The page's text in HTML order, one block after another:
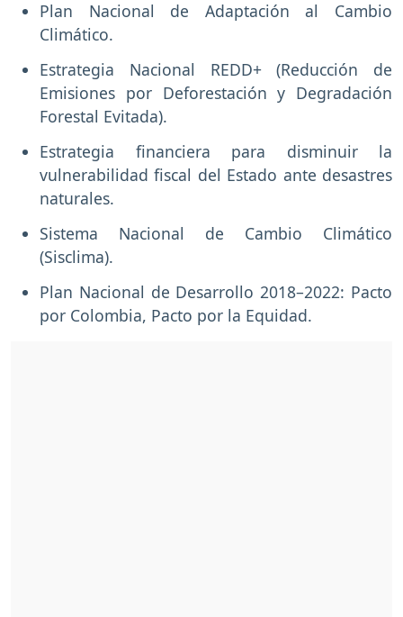
Plan Nacional de Adaptación al Cambio
Climático.
Estrategia Nacional REDD+ (Reducción de
Emisiones por Deforestación y Degradación
Forestal Evitada).
Estrategia financiera para disminuir la
vulnerabilidad fiscal del Estado ante desastres
naturales.
Sistema Nacional de Cambio Climático
(Sisclima).
Plan Nacional de Desarrollo 2018–2022: Pacto
por Colombia, Pacto por la Equidad.